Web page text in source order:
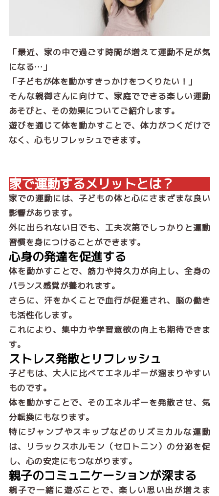
「最近、家の中で過ごす時間が増えて運動不足が気
になる…」
「子どもが体を動かすきっかけをつくりたい！」
そんな親御さんに向けて、家庭でできる楽しい運動
あそびと、その効果についてご紹介します。
遊びを通じて体を動かすことで、体力がつくだけで
なく、心もリフレッシュできます。
家で運動するメリットとは？
家での運動には、子どもの体と心にさまざまな良い
影響があります。
外に出られない日でも、工夫次第でしっかりと運動
習慣を身につけることができます。
心身の発達を促進する
体を動かすことで、筋力や持久力が向上し、全身の
バランス感覚が養われます。
さらに、汗をかくことで血行が促進され、脳の働き
も活性化します。
これにより、集中力や学習意欲の向上も期待できま
す。
ストレス発散とリフレッシュ
子どもは、大人に比べてエネルギーが溜まりやすい
ものです。
体を動かすことで、そのエネルギーを発散させ、気
分転換にもなります。
特にジャンプやスキップなどのリズミカルな運動
は、リラックスホルモン（セロトニン）の分泌を促
し、心の安定にもつながります。
親子のコミュニケーションが深まる
親子で一緒に遊ぶことで、楽しい思い出が増えま